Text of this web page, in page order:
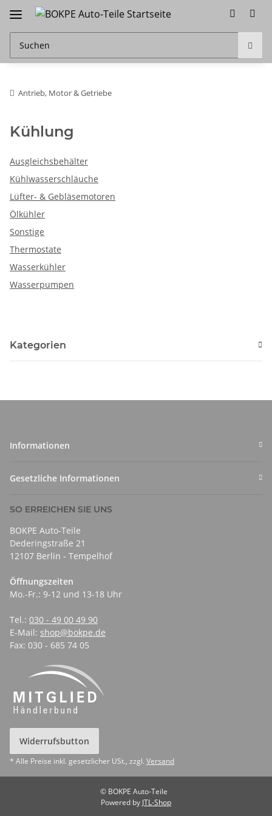
Antrieb, Motor & Getriebe
Kühlung
Ausgleichsbehälter
Kühlwasserschläuche
Lüfter- & Gebläsemotoren
Ölkühler
Sonstige
Thermostate
Wasserkühler
Wasserpumpen
Kategorien
Informationen
Gesetzliche Informationen
SO ERREICHEN SIE UNS
BOKPE Auto-Teile
Dederingstraße 21
12107 Berlin - Tempelhof
Öffnungszeiten
Mo.-Fr.: 9-12 und 13-18 Uhr
Tel.: 030 - 49 00 49 90
E-Mail: shop@bokpe.de
Fax: 030 - 685 74 05
Widerrufsbutton
* Alle Preise inkl. gesetzlicher USt., zzgl. Versand
© BOKPE Auto-Teile
Powered by JTL-Shop